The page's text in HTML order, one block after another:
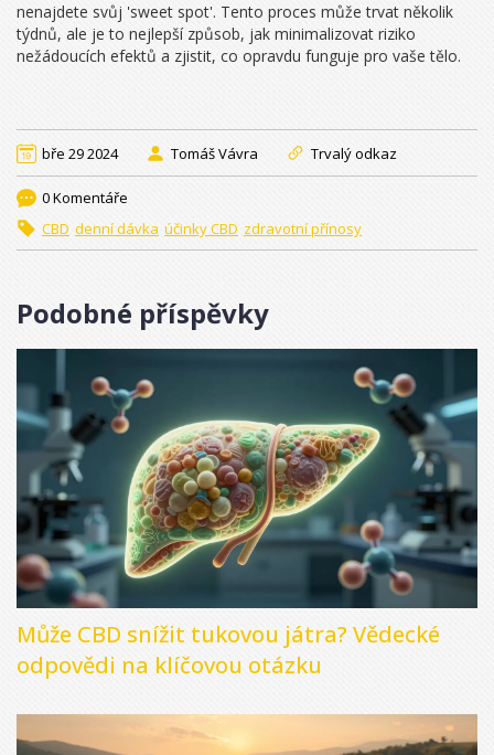
nenajdete svůj 'sweet spot'. Tento proces může trvat několik
týdnů, ale je to nejlepší způsob, jak minimalizovat riziko
nežádoucích efektů a zjistit, co opravdu funguje pro vaše tělo.
bře 29 2024 Tomáš Vávra Trvalý odkaz
0 Komentáře
CBD denní dávka účinky CBD zdravotní přínosy
Podobné příspěvky
Může CBD snížit tukovou játra? Vědecké
odpovědi na klíčovou otázku